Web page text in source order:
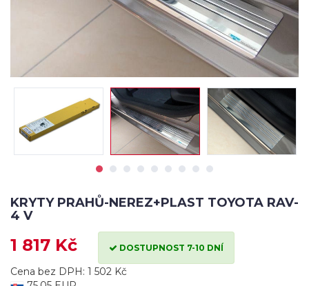
KRYTY PRAHŮ-NEREZ+PLAST TOYOTA RAV-
4 V
1 817 Kč DOSTUPNOST 7-10 DNÍ
Cena bez DPH: 1 502 Kč